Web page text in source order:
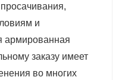
и
армированная
заказу имеет
во многих